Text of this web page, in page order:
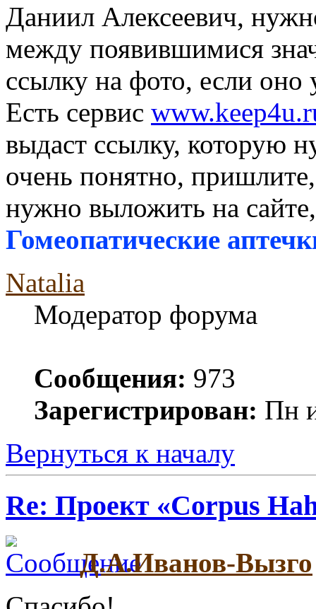
Даниил Алексеевич,
между появившимися
ссылку на фото, если
Есть сервис
выдаст ссылку, которую
очень понятно,
нужно выложить на
Гомеопатические
Natalia
Модератор форума
Сообщения: 973
Зарегистрирован: Пн
Вернуться к началу
Re: Проект «Corpus
Д.А.Иванов-Вызго